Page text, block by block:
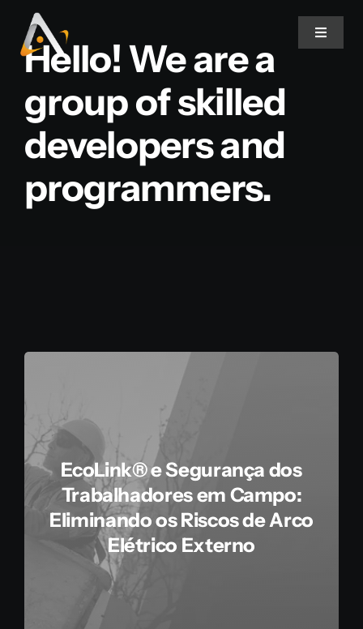
para
Toggle
Produtos
Informativo
Contato
Hello! We are a
group of skilled
developers and
programmers.
EcoLink® e Segurança dos
Trabalhadores em Campo:
Eliminando os Riscos de Arco
Elétrico Externo